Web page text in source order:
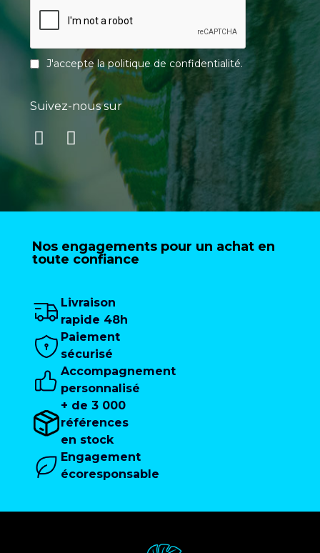
J'accepte lapolitique de confidentialité.
Suivez-nous sur
Nos engagements pour un achat en
toute confiance
Livraison
rapide 48h
Paiement
sécurisé
Accompagnement
personnalisé
+ de 3 000
références
en stock
Engagement
écoresponsable